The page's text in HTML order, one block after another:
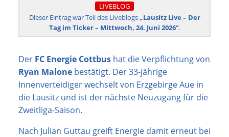
LIVEBLOG
Dieser Eintrag war Teil des Liveblogs„Lausitz Live – Der
Tag im Ticker – Mittwoch, 24. Juni 2026“.
Der FC Energie Cottbus hat die Verpflichtung von
Ryan Malone bestätigt. Der 33-jährige
Innenverteidiger wechselt von Erzgebirge Aue in
die Lausitz und ist der nächste Neuzugang für die
Zweitliga-Saison.
Nach Julian Guttau greift Energie damit erneut bei